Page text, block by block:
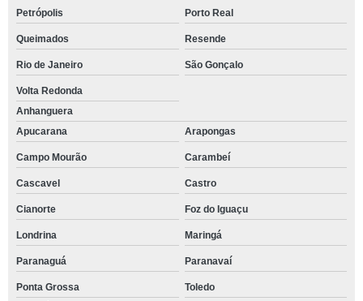
Petrópolis Porto Real
Queimados Resende
Rio de Janeiro São Gonçalo
Volta Redonda
Anhanguera
Apucarana
Arapongas
Campo Mourão Carambeí
Cascavel Castro
Cianorte Foz do Iguaçu
Londrina Maringá
Paranaguá Paranavaí
Ponta Grossa
Toledo